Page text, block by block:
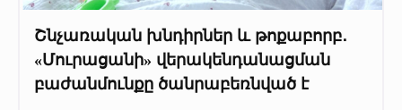
Շնչառական խնդիրներ և թոքաբորբ․
«Մուրացանի» վերակենդանացման
բաժանմունքը ծանրաբեռնված է